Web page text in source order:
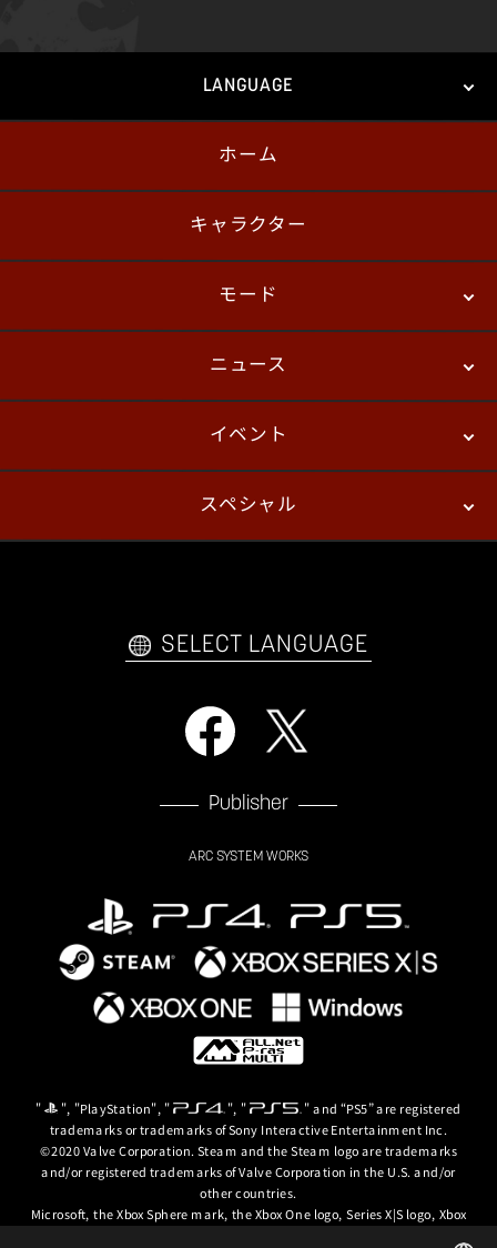
LANGUAGE
English
ホーム
キャラクター
モード
バトル
ニュース
パッチノート
イベント
プレイヤーズ
スペシャル
自己紹介カードメーカー アーケード
SELECT LANGUAGE
Publisher
ARC SYSTEM WORKS
" ", "PlayStation", " ", " " and “PS5” are registered
trademarks or trademarks of Sony Interactive Entertainment Inc.
©2020 Valve Corporation. Steam and the Steam logo are trademarks
and/or registered trademarks of Valve Corporation in the U.S. and/or
other countries.
Microsoft, the Xbox Sphere mark, the Xbox One logo, Series X|S logo, Xbox